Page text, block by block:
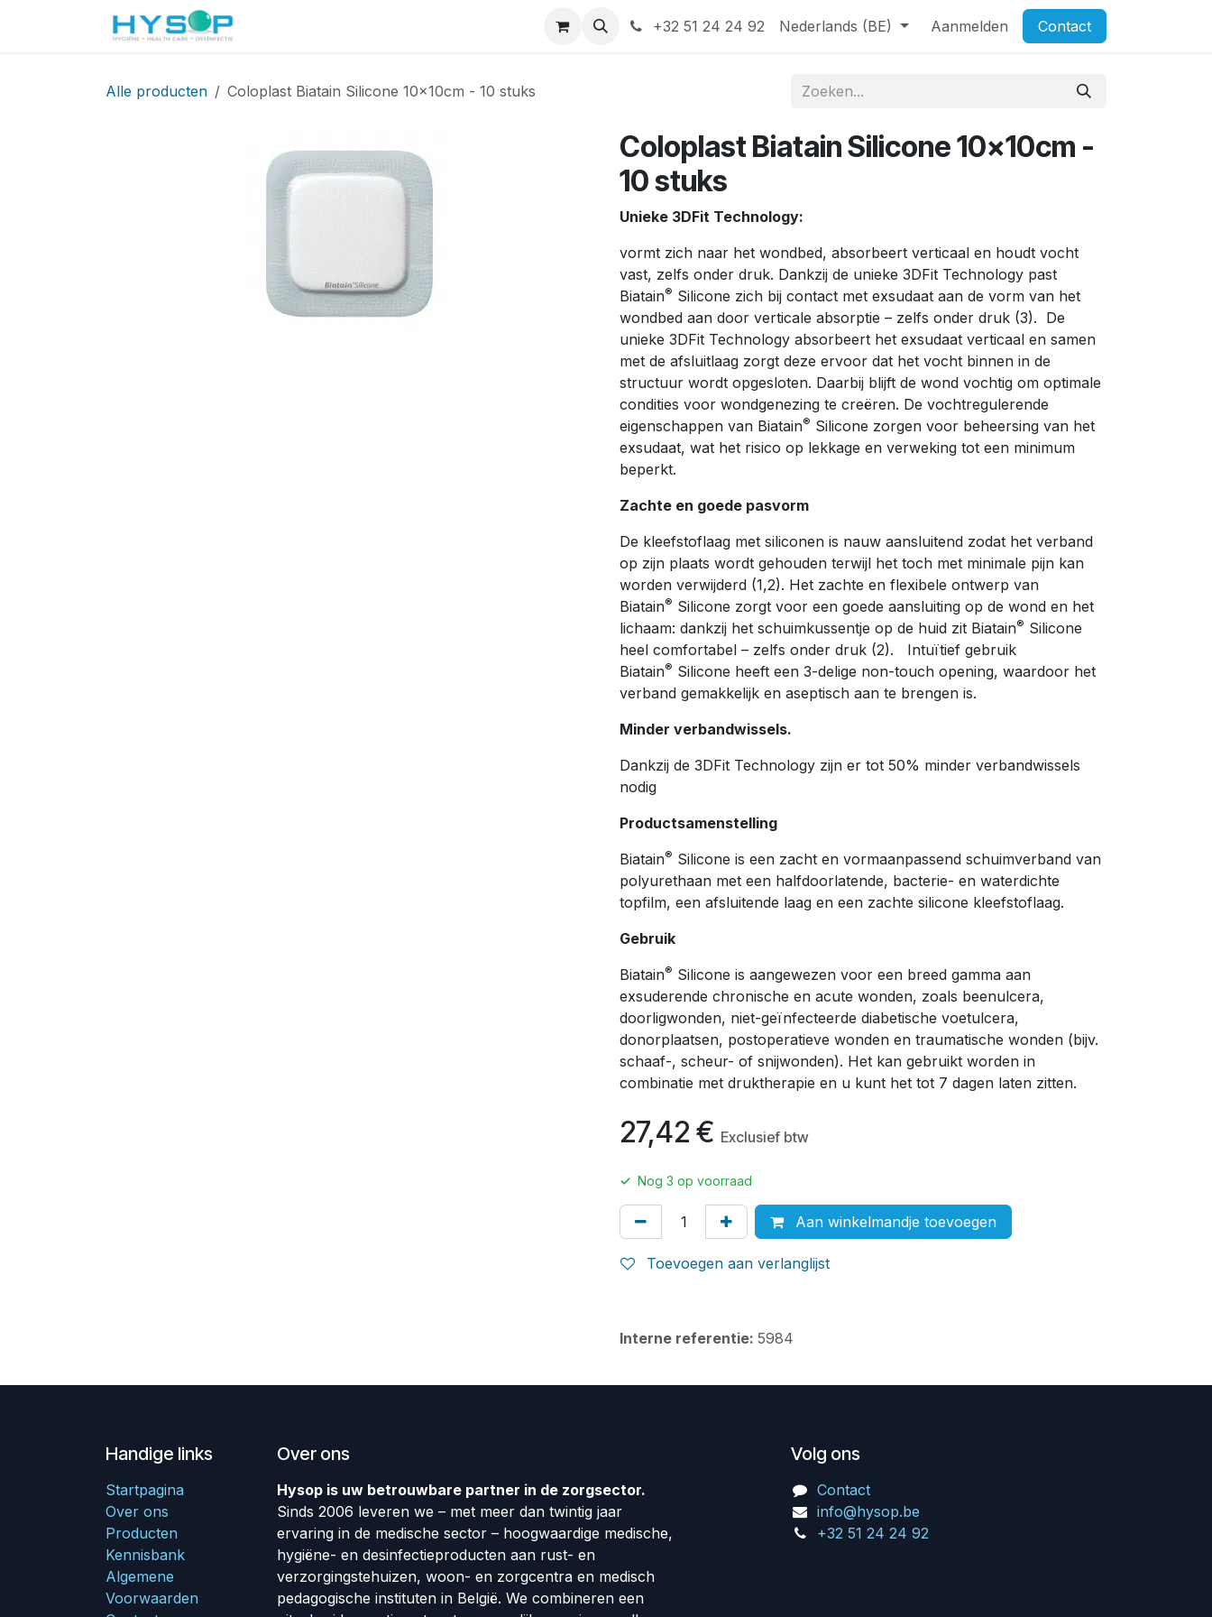
+32 51 24 24 92 Nederlands (BE) Aanmelden Contact
Alle producten Coloplast Biatain Silicone 10x10cm - 10 stuks
Coloplast Biatain Silicone 10x10cm -
10 stuks
Unieke 3DFit Technology:
vormt zich naar het wondbed, absorbeert verticaal en houdt vocht
vast, zelfs onder druk. Dankzij de unieke 3DFit Technology past
Biatain® Silicone zich bij contact met exsudaat aan de vorm van het
wondbed aan door verticale absorptie – zelfs onder druk (3). De
unieke 3DFit Technology absorbeert het exsudaat verticaal en samen
met de afsluitlaag zorgt deze ervoor dat het vocht binnen in de
structuur wordt opgesloten. Daarbij blijft de wond vochtig om optimale
condities voor wondgenezing te creëren. De vochtregulerende
eigenschappen van Biatain® Silicone zorgen voor beheersing van het
exsudaat, wat het risico op lekkage en verweking tot een minimum
beperkt.
Zachte en goede pasvorm
De kleefstoflaag met siliconen is nauw aansluitend zodat het verband
op zijn plaats wordt gehouden terwijl het toch met minimale pijn kan
worden verwijderd (1,2). Het zachte en flexibele ontwerp van
Biatain® Silicone zorgt voor een goede aansluiting op de wond en het
lichaam: dankzij het schuimkussentje op de huid zit Biatain® Silicone
heel comfortabel – zelfs onder druk (2). Intuïtief gebruik
Biatain® Silicone heeft een 3-delige non-touch opening, waardoor het
verband gemakkelijk en aseptisch aan te brengen is.
Minder verbandwissels.
Dankzij de 3DFit Technology zijn er tot 50% minder verbandwissels
nodig
Productsamenstelling
Biatain® Silicone is een zacht en vormaanpassend schuimverband van
polyurethaan met een halfdoorlatende, bacterie- en waterdichte
topfilm, een afsluitende laag en een zachte silicone kleefstoflaag.
Gebruik
Biatain® Silicone is aangewezen voor een breed gamma aan
exsuderende chronische en acute wonden, zoals beenulcera,
doorligwonden, niet-geïnfecteerde diabetische voetulcera,
donorplaatsen, postoperatieve wonden en traumatische wonden (bijv.
schaaf-, scheur- of snijwonden). Het kan gebruikt worden in
combinatie met druktherapie en u kunt het tot 7 dagen laten zitten.
27,42 € Exclusief btw
✓ Nog 3 op voorraad
Aan winkelmandje toevoegen
Toevoegen aan verlanglijst
Interne referentie: 5984
Handige links
Startpagina
Over ons
Producten
Kennisbank
Algemene
Voorwaarden
Over ons
Hysop is uw betrouwbare partner in de zorgsector.
Sinds 2006 leveren we – met meer dan twintig jaar
ervaring in de medische sector – hoogwaardige medische,
hygiëne- en desinfectieproducten aan rust- en
verzorgingstehuizen, woon- en zorgcentra en medisch
pedagogische instituten in België. We combineren een
Volg ons
Contact
info@hysop.be
+32 51 24 24 92